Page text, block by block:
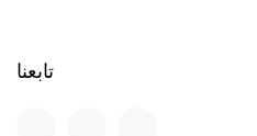
تابعنا